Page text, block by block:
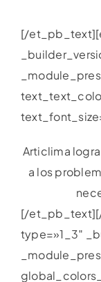
[/
Articlima
a los
[/
type=»1_3″